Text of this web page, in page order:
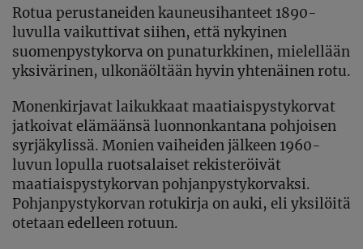
Rotua perustaneiden kauneusihanteet 1890-
luvulla vaikuttivat siihen, että nykyinen
suomenpystykorva on punaturkkinen, mielellään
yksivärinen, ulkonäöltään hyvin yhtenäinen rotu.
Monenkirjavat laikukkaat maatiaispystykorvat
jatkoivat elämäänsä luonnonkantana pohjoisen
syrjäkylissä. Monien vaiheiden jälkeen 1960-
luvun lopulla ruotsalaiset rekisteröivät
maatiaispystykorvan pohjanpystykorvaksi.
Pohjanpystykorvan rotukirja on auki, eli yksilöitä
otetaan edelleen rotuun.